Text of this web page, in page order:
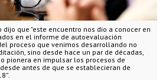
dijo que "este encuentro nos dio a conocer en
en el informe de autoevaluación
proceso que venimos desarrollando no
sino desde hace un par de décadas,
pionera en impulsar los procesos de
antes de que se establecieran de